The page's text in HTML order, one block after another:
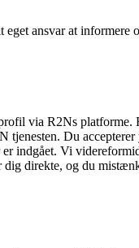
eget ansvar at
via R2Ns
tjenesten. Du
indgået. Vi
direkte, og du